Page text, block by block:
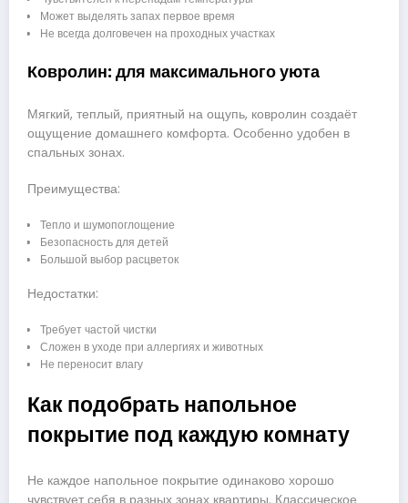
Может выделять запах первое время
Не всегда долговечен на проходных участках
Ковролин: для максимального уюта
Мягкий, теплый, приятный на ощупь, ковролин создаёт
ощущение домашнего комфорта. Особенно удобен в
спальных зонах.
Преимущества:
Тепло и шумопоглощение
Безопасность для детей
Большой выбор расцветок
Недостатки:
Требует частой чистки
Сложен в уходе при аллергиях и животных
Не переносит влагу
Как подобрать напольное
покрытие под каждую комнату
Не каждое напольное покрытие одинаково хорошо